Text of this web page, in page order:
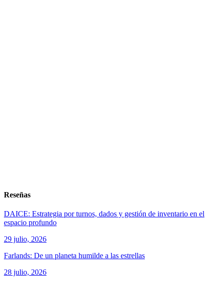
Reseñas
DAICE: Estrategia por turnos, dados y gestión de inventario en el
espacio profundo
29 julio, 2026
Farlands: De un planeta humilde a las estrellas
28 julio, 2026